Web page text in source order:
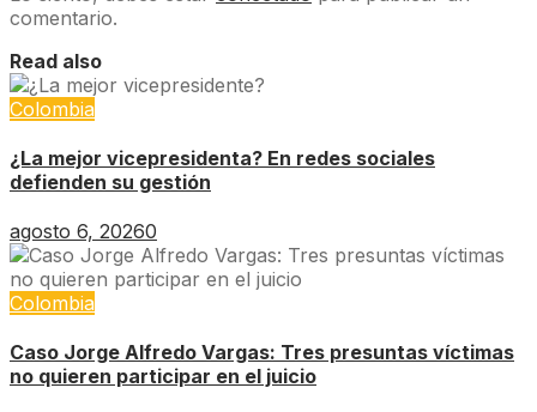
comentario.
Read also
Colombia
¿La mejor vicepresidenta? En redes sociales
defienden su gestión
agosto 6, 20260
Colombia
Caso Jorge Alfredo Vargas: Tres presuntas víctimas
no quieren participar en el juicio